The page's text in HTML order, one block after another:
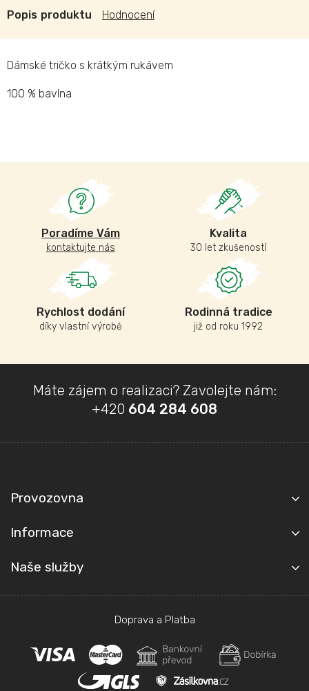
Poradíme Vám
kontaktujte nás
Kvalita
30 let zkušeností
Rychlost dodání
díky vlastní výrobě
Rodinná tradice
již od roku 1992
Popis Hodnocení
Dámské tričko s krátkým rukávem
100 % bavlna
a
Máte zájem o realizaci? Zavolejte nám:
+420 604 284 608
Provozovna
Informace
Naše služby
Doprava a Platba